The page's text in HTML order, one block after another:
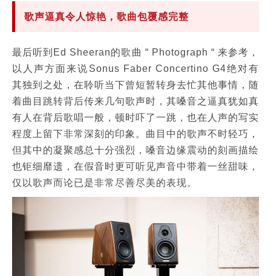
歌声逼真令人惊艳，歌曲包覆感完整
最后听到Ed Sheeran的歌曲 “ Photograph “ 来参考，
以人声方面来说Sonus Faber Concertino G4绝对有
其独到之处，在聆听当下曾短暂转身去忙其他事情，随
着曲目跳转背后传来几句歌声时，其嗓音之逼真犹如真
有人在背后歌唱一般，顿时吓了一跳，也在人声的写实
程度上留下非常深刻的印象。曲目中的歌声不时轻巧，
但其中的凝聚感总十分强烈，嗓音边缘震动的刻画描绘
也钜细靡遗，在假音时更可听见声音中带着一丝甜味，
仅以歌声而论已是非常尽善尽美的表现。